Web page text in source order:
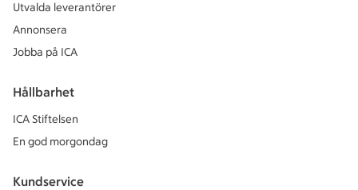
Utvalda leverantörer
Annonsera
Jobba på ICA
Hållbarhet
ICA Stiftelsen
En god morgondag
Kundservice